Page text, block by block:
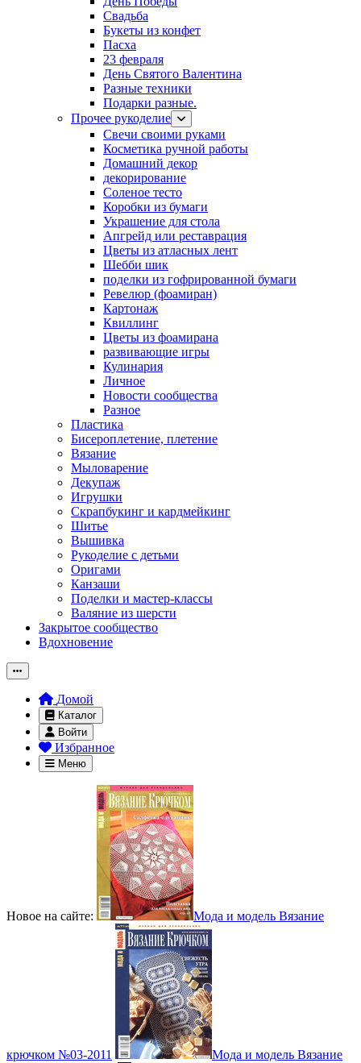
Свадьба
Букеты из конфет
Пасха
23 февраля
День Святого Валентина
Разные техники
Подарки разные.
Прочее рукоделие
Свечи своими руками
Косметика ручной работы
Домашний декор
декорирование
Соленое тесто
Коробки из бумаги
Украшение для стола
Апгрейд или реставрация
Цветы из атласных лент
Шебби шик
поделки из гофрированной бумаги
Ревелюр (фоамиран)
Картонаж
Квиллинг
Цветы из фоамирана
развивающие игры
Кулинария
Личное
Новости сообщества
Разное
Пластика
Бисероплетение, плетение
Вязание
Мыловарение
Декупаж
Игрушки
Скрапбукинг и кардмейкинг
Шитье
Вышивка
Рукоделие с детьми
Оригами
Канзаши
Поделки и мастер-классы
Валяние из шерсти
Закрытое сообщество
Вдохновение
Домой
Каталог
Войти
Избранное
Меню
Новое на сайте: Мода и модель Вязание
крючком №03-2011 Мода и модель Вязание